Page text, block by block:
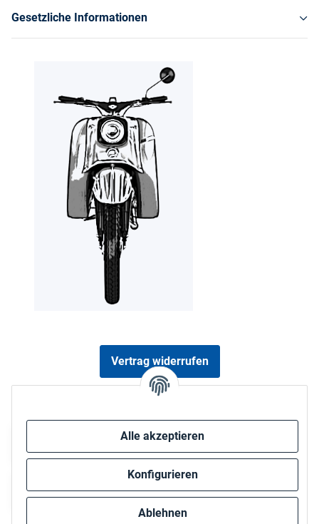
Alle akzeptieren
Konfigurieren
Ablehnen
Gesetzliche Informationen
Vertrag widerrufen